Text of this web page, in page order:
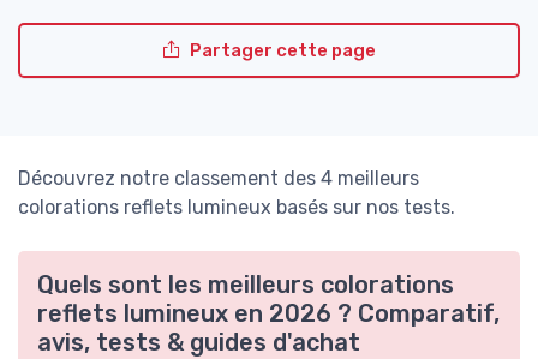
Partager cette page
Découvrez notre classement des 4 meilleurs
colorations reflets lumineux basés sur nos tests.
Quels sont les meilleurs colorations
reflets lumineux en 2026 ? Comparatif,
avis, tests & guides d'achat